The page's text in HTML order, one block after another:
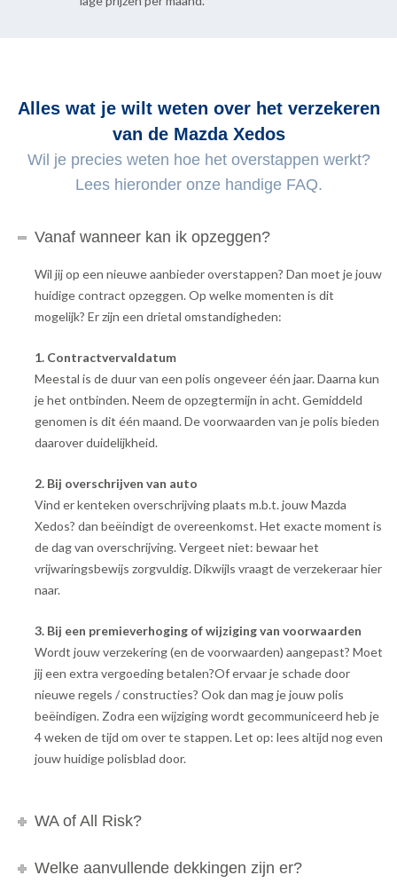
Alles wat je wilt weten over het verzekeren
van de Mazda Xedos
Wil je precies weten hoe het overstappen werkt?
Lees hieronder onze handige FAQ.
Vanaf wanneer kan ik opzeggen?
Wil jij op een nieuwe aanbieder overstappen? Dan moet je jouw
huidige contract opzeggen. Op welke momenten is dit
mogelijk? Er zijn een drietal omstandigheden:
1. Contractvervaldatum
Meestal is de duur van een polis ongeveer één jaar. Daarna kun
je het ontbinden. Neem de opzegtermijn in acht. Gemiddeld
genomen is dit één maand. De voorwaarden van je polis bieden
daarover duidelijkheid.
2. Bij overschrijven van auto
Vind er kenteken overschrijving plaats m.b.t. jouw Mazda
Xedos? dan beëindigt de overeenkomst. Het exacte moment is
de dag van overschrijving. Vergeet niet: bewaar het
vrijwaringsbewijs zorgvuldig. Dikwijls vraagt de verzekeraar hier
naar.
3. Bij een premieverhoging of wijziging van voorwaarden
Wordt jouw verzekering (en de voorwaarden) aangepast? Moet
jij een extra vergoeding betalen?Of ervaar je schade door
nieuwe regels / constructies? Ook dan mag je jouw polis
beëindigen. Zodra een wijziging wordt gecommuniceerd heb je
4 weken de tijd om over te stappen. Let op: lees altijd nog even
jouw huidige polisblad door.
WA of All Risk?
Welke aanvullende dekkingen zijn er?